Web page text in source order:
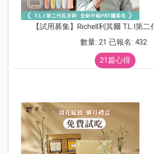
【試用募集】Richell利其爾 T.L.I第二
數量: 21 已報名: 432
21篇心得